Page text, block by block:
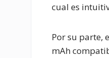
cual es
Por su parte,
mAh